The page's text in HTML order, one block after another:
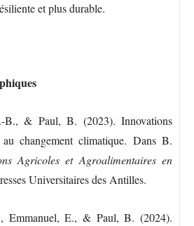
et plus durable.
& Paul, B. (2023). Innovations
changement climatique. Dans B.
Agricoles et Agroalimentaires en
Universitaires des Antilles.
Emmanuel, E., & Paul, B. (2024).